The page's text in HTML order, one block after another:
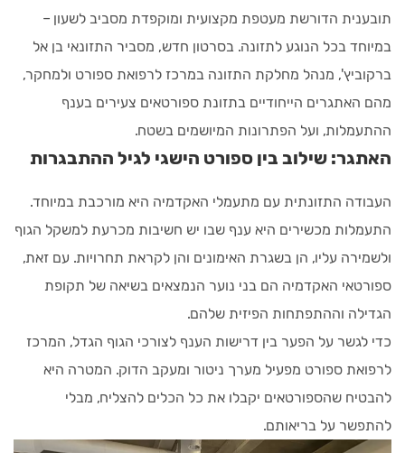
תובענית הדורשת מעטפת מקצועית ומוקפדת מסביב לשעון –
במיוחד בכל הנוגע לתזונה. בסרטון חדש, מסביר התזונאי בן אל
ברקוביץ', מנהל מחלקת התזונה במרכז לרפואת ספורט ולמחקר,
מהם האתגרים הייחודיים בתזונת ספורטאים צעירים בענף
ההתעמלות, ועל הפתרונות המיושמים בשטח.
האתגר: שילוב בין ספורט הישגי לגיל ההתבגרות
העבודה התזונתית עם מתעמלי האקדמיה היא מורכבת במיוחד.
התעמלות מכשירים היא ענף שבו יש חשיבות מכרעת למשקל הגוף
ולשמירה עליו, הן בשגרת האימונים והן לקראת תחרויות. עם זאת,
ספורטאי האקדמיה הם בני נוער הנמצאים בשיאה של תקופת
הגדילה וההתפתחות הפיזית שלהם.
כדי לגשר על הפער בין דרישות הענף לצורכי הגוף הגדל, המרכז
לרפואת ספורט מפעיל מערך ניטור ומעקב הדוק. המטרה היא
להבטיח שהספורטאים יקבלו את כל הכלים להצליח, מבלי
להתפשר על בריאותם.